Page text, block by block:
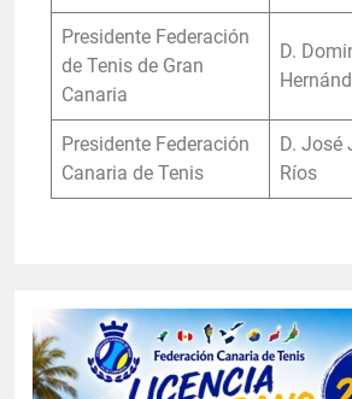
Presidente Federación
de Tenis de Gran
Canaria
D.
Presidente Federación
Canaria de Tenis
D. José
Ríos